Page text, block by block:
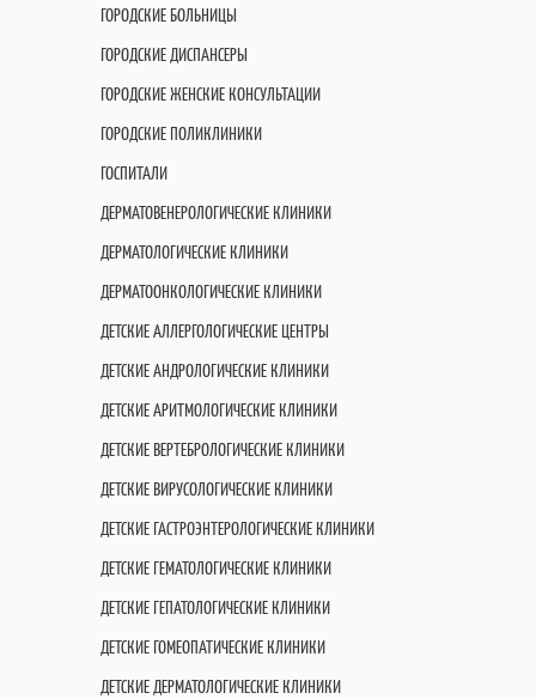
ГОРОДСКИЕ БОЛЬНИЦЫ
ГОРОДСКИЕ ДИСПАНСЕРЫ
ГОРОДСКИЕ ЖЕНСКИЕ КОНСУЛЬТАЦИИ
ГОРОДСКИЕ ПОЛИКЛИНИКИ
ГОСПИТАЛИ
ДЕРМАТОВЕНЕРОЛОГИЧЕСКИЕ КЛИНИКИ
ДЕРМАТОЛОГИЧЕСКИЕ КЛИНИКИ
ДЕРМАТООНКОЛОГИЧЕСКИЕ КЛИНИКИ
ДЕТСКИЕ АЛЛЕРГОЛОГИЧЕСКИЕ ЦЕНТРЫ
ДЕТСКИЕ АНДРОЛОГИЧЕСКИЕ КЛИНИКИ
ДЕТСКИЕ АРИТМОЛОГИЧЕСКИЕ КЛИНИКИ
ДЕТСКИЕ ВЕРТЕБРОЛОГИЧЕСКИЕ КЛИНИКИ
ДЕТСКИЕ ВИРУСОЛОГИЧЕСКИЕ КЛИНИКИ
ДЕТСКИЕ ГАСТРОЭНТЕРОЛОГИЧЕСКИЕ КЛИНИКИ
ДЕТСКИЕ ГЕМАТОЛОГИЧЕСКИЕ КЛИНИКИ
ДЕТСКИЕ ГЕПАТОЛОГИЧЕСКИЕ КЛИНИКИ
ДЕТСКИЕ ГОМЕОПАТИЧЕСКИЕ КЛИНИКИ
ДЕТСКИЕ ДЕРМАТОЛОГИЧЕСКИЕ КЛИНИКИ